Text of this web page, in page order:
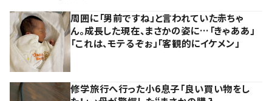
周囲に「男前ですね」と言われていた赤ちゃ
ん。成長した現在、まさかの姿に…「きゃああ」
「これは、モテるぞぉ」「客観的にイケメン」
修学旅行へ行った小6息子「良い買い物をし